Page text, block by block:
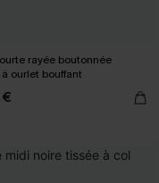
rayée boutonnée
ourlet bouffant
€